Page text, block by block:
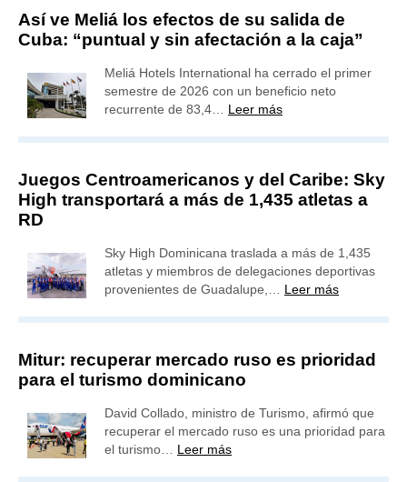
Así ve Meliá los efectos de su salida de
Cuba: “puntual y sin afectación a la caja”
Meliá Hotels International ha cerrado el primer
semestre de 2026 con un beneficio neto
recurrente de 83,4… Leer más
Juegos Centroamericanos y del Caribe: Sky
High transportará a más de 1,435 atletas a
RD
Sky High Dominicana traslada a más de 1,435
atletas y miembros de delegaciones deportivas
provenientes de Guadalupe,… Leer más
Mitur: recuperar mercado ruso es prioridad
para el turismo dominicano
David Collado, ministro de Turismo, afirmó que
recuperar el mercado ruso es una prioridad para
el turismo… Leer más